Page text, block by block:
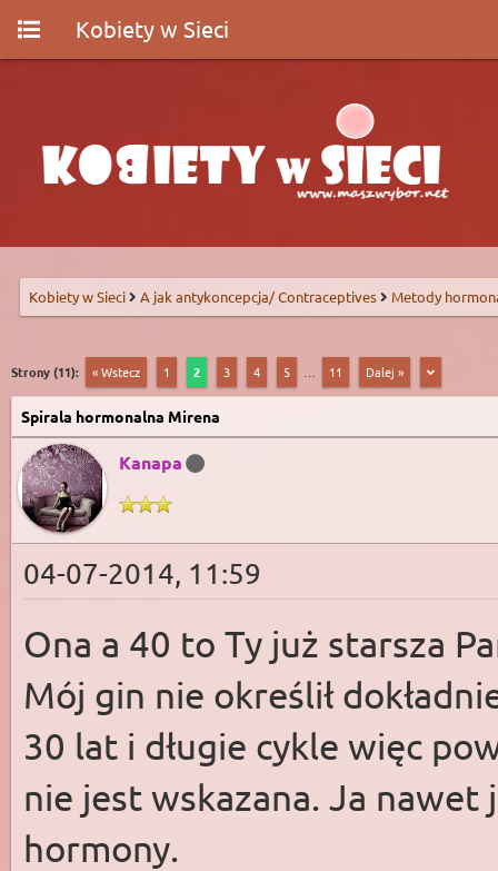
Kobiety w Sieci
Kobiety w Sieci A jak antykoncepcja/ Contraceptives Metody
Strony (11): « Wstecz 1 2 3 4 5 11 Dalej »
Spirala hormonalna Mirena
Kanapa
04-07-2014, 11:59
Ona a 40 to Ty już starsza
Mój gin nie określił
30 lat i długie cykle więc
nie jest wskazana. Ja nawet
hormony.